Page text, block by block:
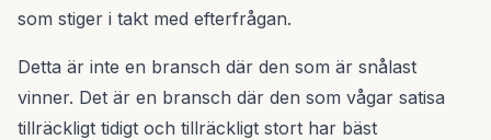
som stiger i takt med efterfrågan.
Detta är inte en bransch där den som är snålast
vinner. Det är en bransch där den som vågar satisa
tillräckligt tidigt och tillräckligt stort har bäst